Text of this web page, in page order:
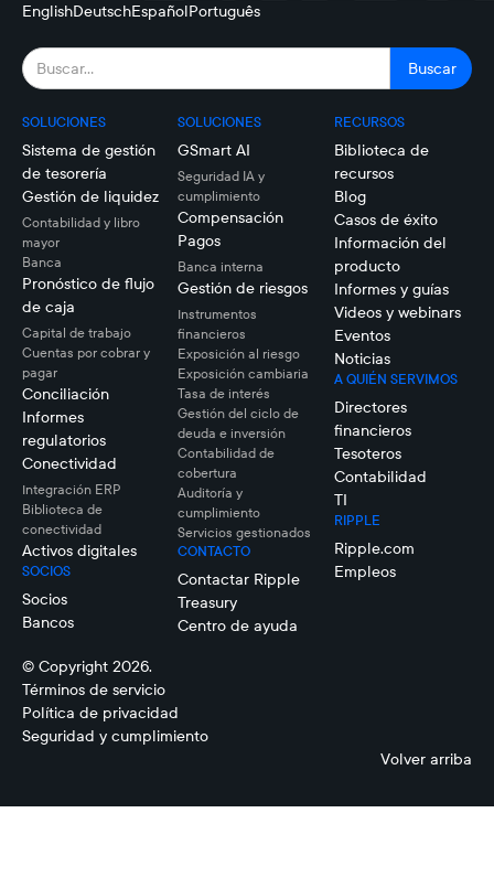
EnglishDeutschEspañolPortuguês
SOLUCIONES
Sistema de gestión
de tesorería
Gestión de liquidez
Contabilidad y libro
mayor
Banca
Pronóstico de flujo
de caja
Capital de trabajo
Cuentas por cobrar y
pagar
Conciliación
Informes
regulatorios
Conectividad
Integración ERP
Biblioteca de
conectividad
Activos digitales
SOCIOS
Socios
Bancos
SOLUCIONES
GSmart AI
Seguridad IA y
cumplimiento
Compensación
Pagos
Banca interna
Gestión de riesgos
Instrumentos
financieros
Exposición al riesgo
Exposición cambiaria
Tasa de interés
Gestión del ciclo de
deuda e inversión
Contabilidad de
cobertura
Auditoría y
cumplimiento
Servicios gestionados
CONTACTO
Contactar Ripple
Treasury
Centro de ayuda
RECURSOS
Biblioteca de
recursos
Blog
Casos de éxito
Información del
producto
Informes y guías
Videos y webinars
Eventos
Noticias
A QUIÉN SERVIMOS
Directores
financieros
Tesoteros
Contabilidad
TI
RIPPLE
Ripple.com
Empleos
© Copyright 2026.
Términos de servicio
Política de privacidad
Seguridad y cumplimiento
Volver arriba